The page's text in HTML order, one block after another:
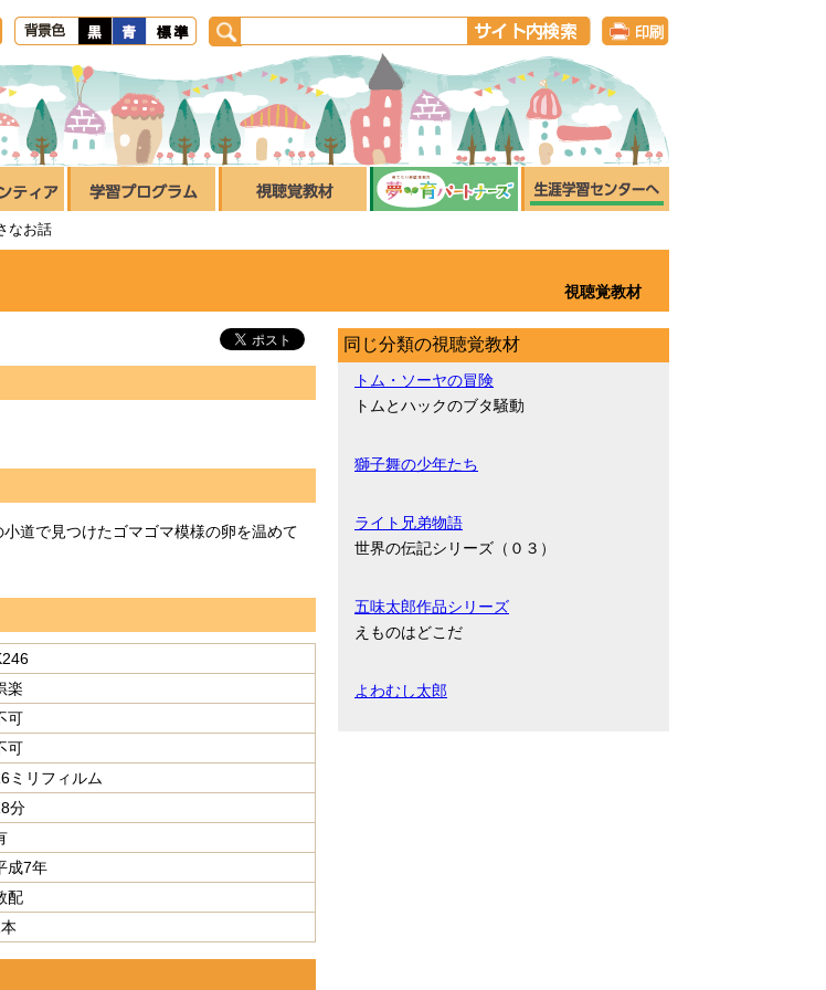
なお話
視聴覚教材
道で見つけたゴマゴマ模様の卵を温めて
楽
可
可
ミリフィルム
分
成7年
配
同じ分類の視聴覚教材
トム・ソーヤの冒険
トムとハックのブタ騒動
獅子舞の少年たち
ライト兄弟物語
世界の伝記シリーズ（０３）
五味太郎作品シリーズ
えものはどこだ
よわむし太郎